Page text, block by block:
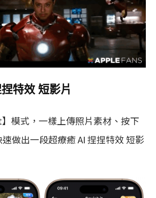
特效 短影片
模式，一樣上傳照片素材、按下
速做出一段超療癒 AI 捏捏特效 短影